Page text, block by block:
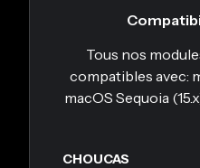
Tous nos
compatibles avec:
macOS Sequoia
CHOUCAS